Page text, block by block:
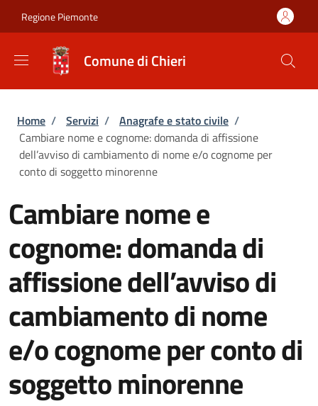
Regione Piemonte
Comune di Chieri
Briciole di pane
Home / Servizi / Anagrafe e stato civile /
Cambiare nome e cognome: domanda di affissione
dell’avviso di cambiamento di nome e/o cognome per
conto di soggetto minorenne
Cambiare nome e
cognome: domanda di
affissione dell’avviso di
cambiamento di nome
e/o cognome per conto di
soggetto minorenne